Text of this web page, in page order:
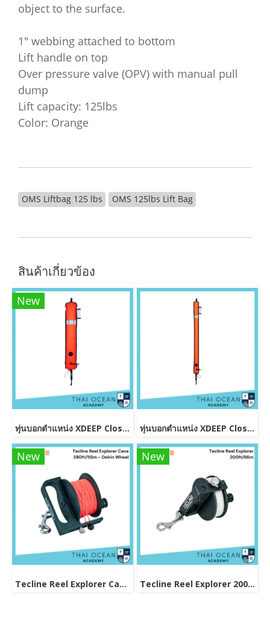
object to the surface.
1″ webbing attached to bottom
Lift handle on top
Over pressure valve (OPV) with manual pull
dump
Lift capacity: 125lbs
Color: Orange
OMS Liftbag 125 lbs OMS 125lbs Lift Bag
สินค้าเกี่ยวข้อง
New
ทุ่นบอกตำแหน่ง XDEEP Closed DSMB Orange 90 cm ทุ่นบอกตำแหน่ง XDEEP Closed DSMB Narrow (Skinny) Orange 140cm
New
Tecline Reel Explorer Cave 380ft/115m – Delrin Wheel
New
Tecline Reel Explorer 200ft/66m